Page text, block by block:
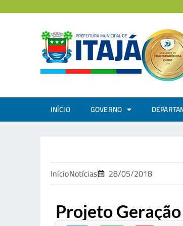
INÍCIO GOVERNO
InícioNotícias 28/05/2018
Projeto